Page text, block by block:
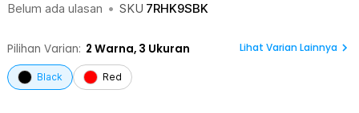
Belum ada ulasan • SKU 7RHK9SBK
Pilihan Varian: 2 Warna, 3 Ukuran Lihat Varian Lainnya
Black Red